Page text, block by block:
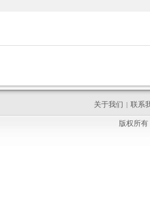
关于我们 | 联系
版权所